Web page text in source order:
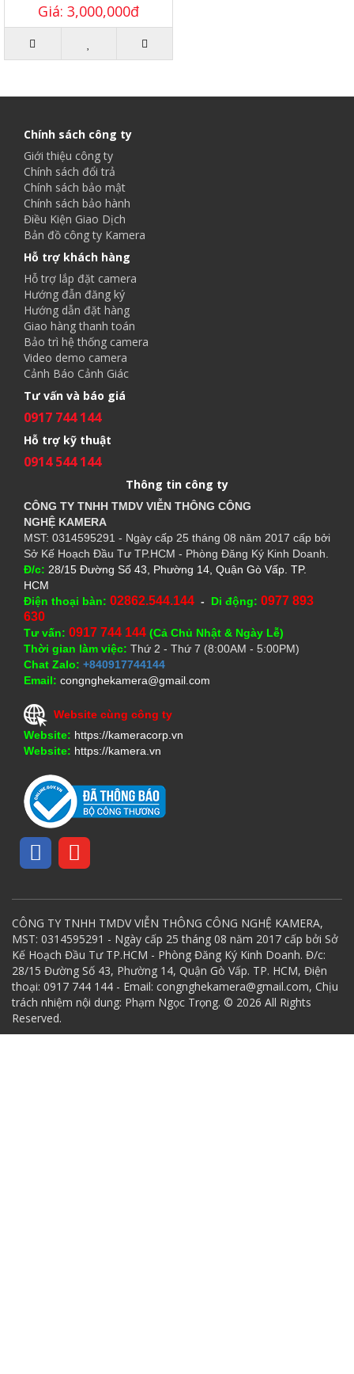
Giá: 3,000,000đ
Chính sách công ty
Giới thiệu công ty
Chính sách đổi trả
Chính sách bảo mật
Chính sách bảo hành
Điều Kiện Giao Dịch
Bản đồ công ty Kamera
Hỗ trợ khách hàng
Hỗ trợ lắp đặt camera
Hướng đẫn đăng ký
Hướng dẫn đặt hàng
Giao hàng thanh toán
Bảo trì hệ thống camera
Video demo camera
Cảnh Báo Cảnh Giác
Tư vấn và báo giá
0917 744 144
Hỗ trợ kỹ thuật
0914 544 144
Thông tin công ty
CÔNG TY TNHH TMDV VIỄN THÔNG CÔNG
NGHỆ KAMERA
MST: 0314595291 - Ngày cấp 25 tháng 08 năm 2017 cấp bởi
Sở Kế Hoạch Đầu Tư TP.HCM - Phòng Đăng Ký Kinh Doanh.
Đ/c: 28/15 Đường Số 43, Phường 14, Quận Gò Vấp. TP.
HCM
Điện thoại bàn: 02862.544.144 - Di động: 0977 893
630
Tư vấn: 0917 744 144 (Cả Chủ Nhật & Ngày Lễ)
Thời gian làm việc: Thứ 2 - Thứ 7 (8:00AM - 5:00PM)
Chat Zalo: +840917744144
Email: congnghekamera@gmail.com
Website cùng công ty
Website: https://kameracorp.vn
Website: https://kamera.vn
CÔNG TY TNHH TMDV VIỄN THÔNG CÔNG NGHỆ KAMERA,
MST: 0314595291 - Ngày cấp 25 tháng 08 năm 2017 cấp bởi Sở
Kế Hoạch Đầu Tư TP.HCM - Phòng Đăng Ký Kinh Doanh. Đ/c:
28/15 Đường Số 43, Phường 14, Quận Gò Vấp. TP. HCM, Điện
thoại: 0917 744 144 - Email: congnghekamera@gmail.com, Chịu
trách nhiệm nội dung: Phạm Ngọc Trọng. © 2026 All Rights
Reserved.